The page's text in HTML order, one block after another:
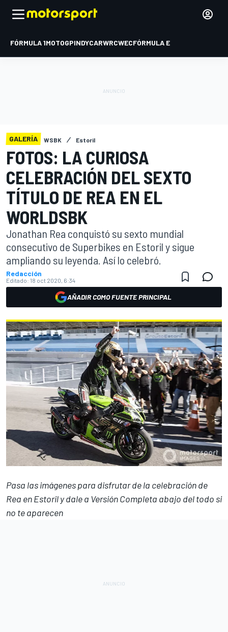
FÓRMULA 1MOTOGPINDYCARWRCWECFÓRMULA E
GALERÍA WSBK Estoril
FOTOS: LA CURIOSA
CELEBRACIÓN DEL SEXTO
TÍTULO DE REA EN EL
WORLDSBK
Jonathan Rea conquistó su sexto mundial
consecutivo de Superbikes en Estoril y sigue
ampliando su leyenda. Así lo celebró.
Redacción
Editado: 18 oct 2020, 6:34
AÑADIR COMO FUENTE PRINCIPAL
Pasa las imágenes para disfrutar de la celebración de
Rea en Estoril y dale a Versión Completa abajo del todo si
no te aparecen